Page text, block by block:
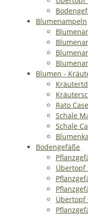
Blumenampeln
Blumen -
Rato Case
Schale
Schale
Bodengefäße
Übertopf
Übertopf